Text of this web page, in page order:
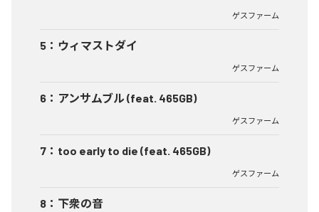
ゲスファーム
5 ： ウィマストダイ
ゲスファーム
6 ： アンサムブル (feat. 465GB)
ゲスファーム
7 ： too early to die (feat. 465GB)
ゲスファーム
8 ： 下衆の音